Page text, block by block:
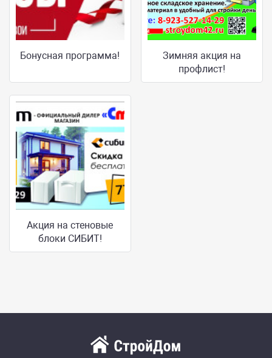
Бонусная программа!
Зимняя акция на
профлист!
Акция на стеновые
блоки СИБИТ!